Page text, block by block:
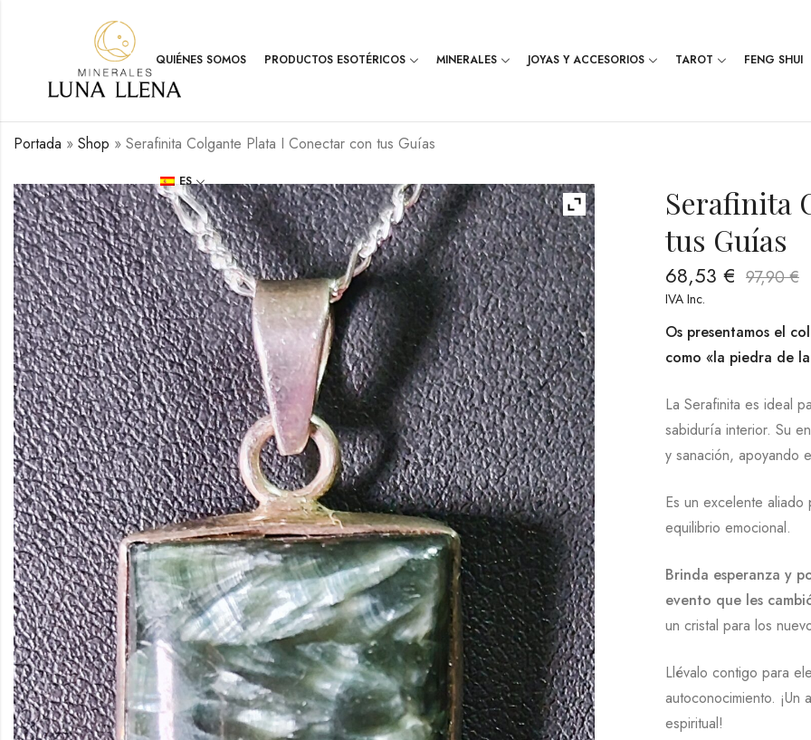
QUIÉNES SOMOS PRODUCTOS ESOTÉRICOS MINERALES JOYAS Y ACCESORIOS TAROT FENG SHUI
ES
Portada » Shop » Serafinita Colgante Plata I Conectar con tus Guías
Serafinita
tus Guías
68,53 € 97,90€
IVA Inc.
Os presentamos el
como «la piedra de
La Serafinita es ideal
sabiduría interior. Su
y sanación, apoyando
Es un excelente aliado
equilibrio emocional.
Brinda esperanza y
evento que les
un cristal para los
Llévalo contigo para
autoconocimiento.
espiritual!